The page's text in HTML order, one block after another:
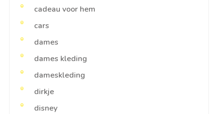
cadeau voor hem
cars
dames
dames kleding
dameskleding
dirkje
disney